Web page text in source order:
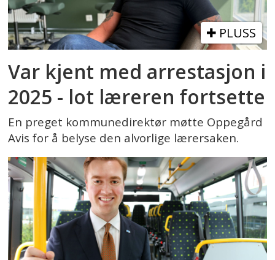
PLUSS
Var kjent med arrestasjon i
2025 - lot læreren fortsette
En preget kommunedirektør møtte Oppegård
Avis for å belyse den alvorlige lærersaken.